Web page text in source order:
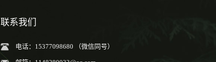
联系我们
电话：15377098680 （微信同号）